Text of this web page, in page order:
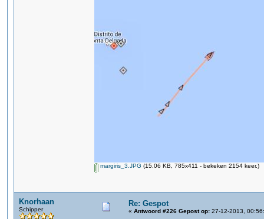
margiris_3.JPG (15.06 KB, 785x411 - bekeken 2154 keer.)
Knorhaan
Schipper
Re: Gespot
« Antwoord #226 Gepost op: 27-12-2013,